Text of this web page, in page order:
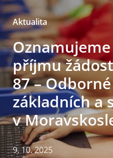
Aktualita
příjmu
87 –
základních a
v
9. 10. 2025